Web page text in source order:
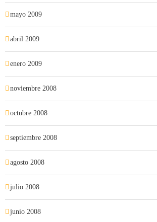
mayo 2009
abril 2009
enero 2009
noviembre 2008
octubre 2008
septiembre 2008
agosto 2008
julio 2008
junio 2008